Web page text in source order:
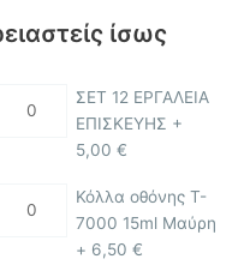
ίσως
ΣΕΤ 12 ΕΡΓΑΛΕΙΑ
ΕΠΙΣΚΕΥΗΣ +
5,00 €
Κόλλα οθόνης T-
7000 15ml Μαύρη
+ 6,50 €